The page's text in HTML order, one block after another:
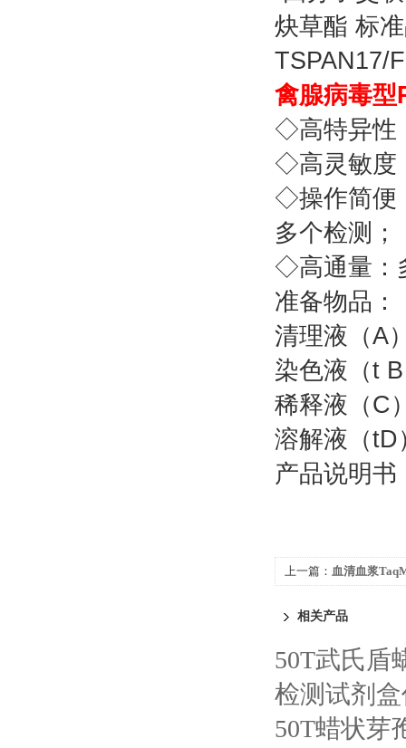
炔草酯 标
TSPAN17/
禽腺病毒型
◇高特异性
◇高灵敏度
◇操作简便
多个检测；
◇高通量：
准备物品：
清理
染色
稀释
溶解
产品
上一篇： 血清血浆
相关产品
50T武氏盾
检测试剂
50T蜡状芽